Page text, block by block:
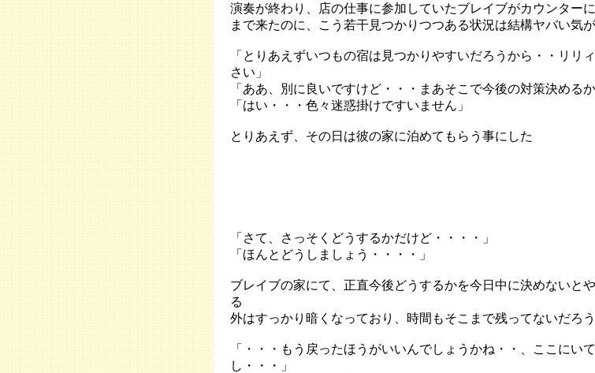
演奏が終わり、店の仕事に参加していたブレイブがカウンター
まで来たのに、こう若干見つかりつつある状況は結構ヤバい気
「とりあえずいつもの宿は見つかりやすいだろうから・・リリ
さい」
「ああ、別に良いですけど・・・まあそこで今後の対策決めるか
「はい・・・色々迷惑掛けですいません」
とりあえず、その日は彼の家に泊めてもらう事にした
「さて、さっそくどうするかだけど・・・・」
「ほんとどうしましょう・・・・」
ブレイブの家にて、正直今後どうするかを今日中に決めないと
る
外はすっかり暗くなっており、時間もそこまで残ってないだろう
「・・・もう戻ったほうがいいんでしょうかね・・、ここにい
し・・・」